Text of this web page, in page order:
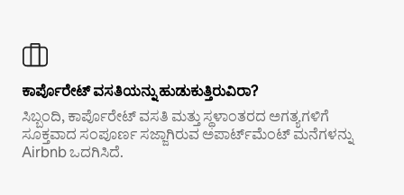
ಕಾರ್ಪೊರೇಟ್ ವಸತಿಯನ್ನು ಹುಡುಕುತ್ತಿರುವಿರಾ?
ಸಿಬ್ಬಂದಿ, ಕಾರ್ಪೊರೇಟ್ ವಸತಿ ಮತ್ತು ಸ್ಥಳಾಂತರದ ಅಗತ್ಯಗಳಿಗೆ
ಸೂಕ್ತವಾದ ಸಂಪೂರ್ಣ ಸಜ್ಜಾಗಿರುವ ಅಪಾರ್ಟ್‌ಮೆಂಟ್ ಮನೆಗಳನ್ನು
Airbnb ಒದಗಿಸಿದೆ.